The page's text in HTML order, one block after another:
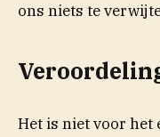
ons niets te
Het is niet voor het